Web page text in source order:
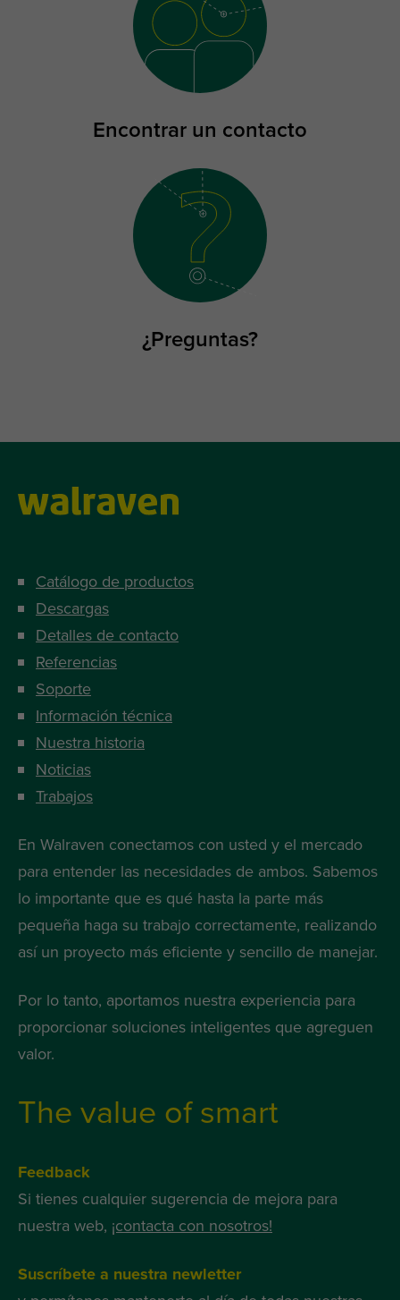
Encontrar un contacto
¿Preguntas?
Catálogo de productos
Descargas
Detalles de contacto
Referencias
Soporte
Información técnica
Nuestra historia
Noticias
Trabajos
En Walraven conectamos con usted y el mercado
para entender las necesidades de ambos. Sabemos
lo importante que es qué hasta la parte más
pequeña haga su trabajo correctamente, realizando
así un proyecto más eficiente y sencillo de manejar.
Por lo tanto, aportamos nuestra experiencia para
proporcionar soluciones inteligentes que agreguen
valor.
The value of smart
Feedback
Si tienes cualquier sugerencia de mejora para
nuestra web, ¡contacta con nosotros!
Suscríbete a nuestra newletter